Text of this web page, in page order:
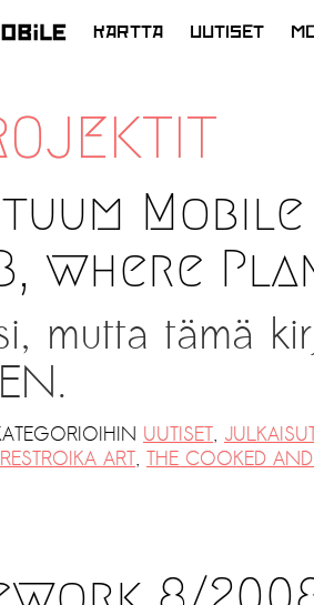
SIIRRY
KARTTA UUTISET
where
mutta tämä
UUTISET,
ART, THE COOKED